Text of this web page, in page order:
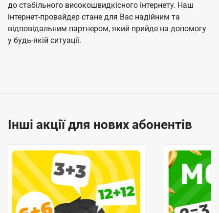
до стабільного високошвидкісного інтернету. Наш
інтернет-провайдер стане для Вас надійним та
відповідальним партнером, який прийде на допомогу
у будь-якій ситуації.
Інші акції для нових абонентів